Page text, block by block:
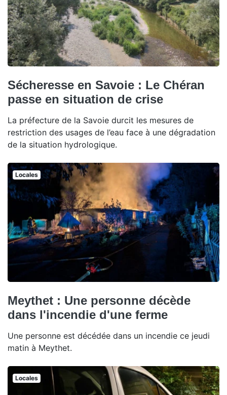
Sécheresse en Savoie : Le Chéran
passe en situation de crise
La préfecture de la Savoie durcit les mesures de
restriction des usages de l’eau face à une dégradation
de la situation hydrologique.
Locales
Meythet : Une personne décède
dans l'incendie d'une ferme
Une personne est décédée dans un incendie ce jeudi
matin à Meythet.
Locales